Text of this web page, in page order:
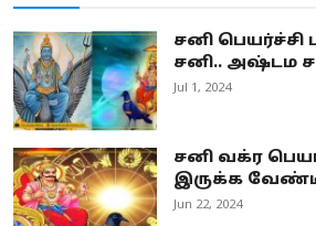
சனி பெயர்ச்சி
சனி.. அஷ்டம
Jul 1, 2024
சனி வக்ர
இருக்க
Jun 22, 2024